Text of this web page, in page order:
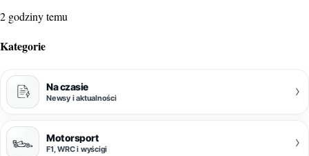
2 godziny temu
Kategorie
Na czasie
Newsy i aktualności ›
Motorsport
F1, WRC i wyścigi ›